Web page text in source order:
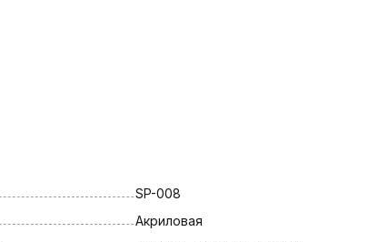
SP-008
Акриловая